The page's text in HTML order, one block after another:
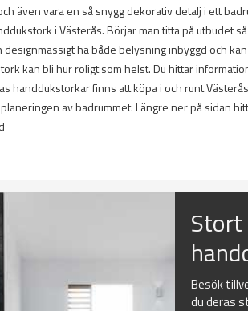
även vara en så snygg dekorativ detalj i ett
i Västerås. Börjar man titta på utbudet
ha både belysning inbyggd och
kan bli hur roligt som helst. Du hittar
handdukstorkar finns att köpa i och runt
av badrummet. Längre ner på sidan
Besök
du deras